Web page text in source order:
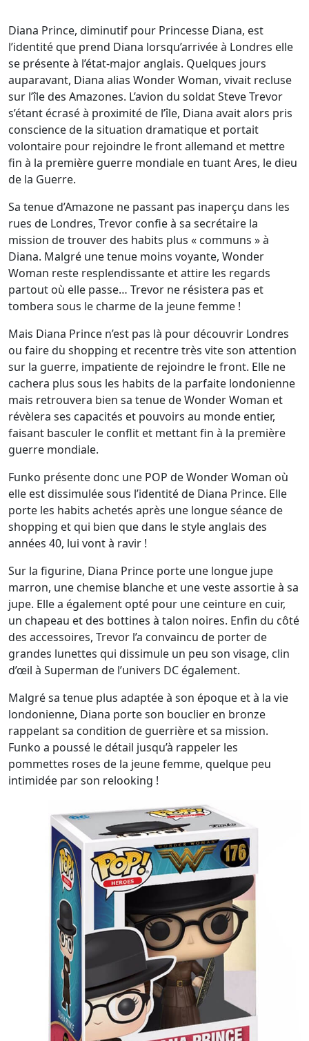
Diana Prince, diminutif pour Princesse Diana, est
l’identité que prend Diana lorsqu’arrivée à Londres elle
se présente à l’état-major anglais. Quelques jours
auparavant, Diana alias Wonder Woman, vivait recluse
sur l’île des Amazones. L’avion du soldat Steve Trevor
s’étant écrasé à proximité de l’île, Diana avait alors pris
conscience de la situation dramatique et portait
volontaire pour rejoindre le front allemand et mettre
fin à la première guerre mondiale en tuant Ares, le dieu
de la Guerre.
Sa tenue d’Amazone ne passant pas inaperçu dans les
rues de Londres, Trevor confie à sa secrétaire la
mission de trouver des habits plus « communs » à
Diana. Malgré une tenue moins voyante, Wonder
Woman reste resplendissante et attire les regards
partout où elle passe… Trevor ne résistera pas et
tombera sous le charme de la jeune femme !
Mais Diana Prince n’est pas là pour découvrir Londres
ou faire du shopping et recentre très vite son attention
sur la guerre, impatiente de rejoindre le front. Elle ne
cachera plus sous les habits de la parfaite londonienne
mais retrouvera bien sa tenue de Wonder Woman et
révèlera ses capacités et pouvoirs au monde entier,
faisant basculer le conflit et mettant fin à la première
guerre mondiale.
Funko présente donc une POP de Wonder Woman où
elle est dissimulée sous l’identité de Diana Prince. Elle
porte les habits achetés après une longue séance de
shopping et qui bien que dans le style anglais des
années 40, lui vont à ravir !
Sur la figurine, Diana Prince porte une longue jupe
marron, une chemise blanche et une veste assortie à sa
jupe. Elle a également opté pour une ceinture en cuir,
un chapeau et des bottines à talon noires. Enfin du côté
des accessoires, Trevor l’a convaincu de porter de
grandes lunettes qui dissimule un peu son visage, clin
d’œil à Superman de l’univers DC également.
Malgré sa tenue plus adaptée à son époque et à la vie
londonienne, Diana porte son bouclier en bronze
rappelant sa condition de guerrière et sa mission.
Funko a poussé le détail jusqu’à rappeler les
pommettes roses de la jeune femme, quelque peu
intimidée par son relooking !